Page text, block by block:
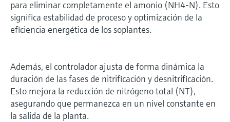
para eliminar completamente el amonio (NH4-N). Esto
significa estabilidad de proceso y optimización de la
eficiencia energética de los soplantes.
Además, el controlador ajusta de forma dinámica la
duración de las fases de nitrificación y desnitrificación.
Esto mejora la reducción de nitrógeno total (NT),
asegurando que permanezca en un nivel constante en
la salida de la planta.